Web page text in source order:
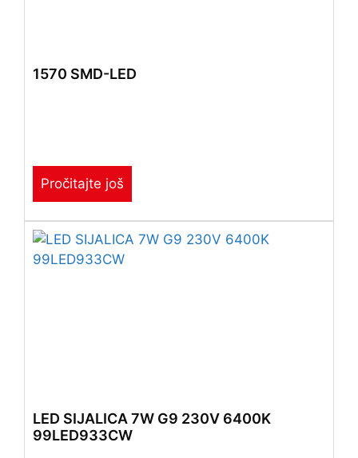
1570 SMD-LED
Pročitajte još
LED SIJALICA 7W G9 230V 6400K
99LED933CW